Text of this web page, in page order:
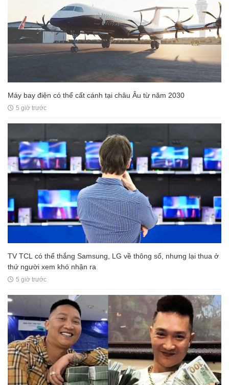
Máy bay điện có thể cất cánh tại châu Âu từ năm 2030
5 giờ trước
TV TCL có thể thắng Samsung, LG về thông số, nhưng lại thua ở
thứ người xem khó nhận ra
5 giờ trước